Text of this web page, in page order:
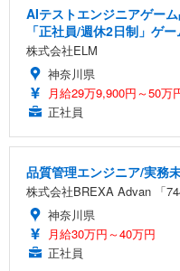
AIテストエンジニアゲー
「正社員/週休2日制」ゲ
株式会社ELM
神奈川県
月給29万9,900円～50万
正社員
品質管理エンジニア/実務
株式会社BREXA Advan 「
神奈川県
月給30万円～40万円
正社員